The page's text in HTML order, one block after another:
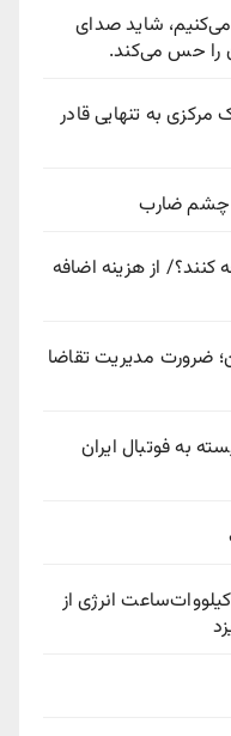
شاید صدای
را حس می‌کند.
به تنهایی قادر
چشم ضارب
از هزینه اضافه
بنزین؛ ضرورت مدیریت تقاضا
به فوتبال ایران
احصا دو میلیون و ۵۰۹ هزار و ۵۵۰ کیلووات‌ساعت انرژی از